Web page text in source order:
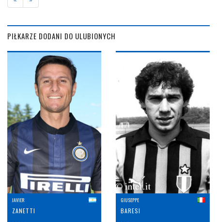
PIŁKARZE DODANI DO ULUBIONYCH
JAVIER
ZANETTI
GIUSEPPE
BARESI